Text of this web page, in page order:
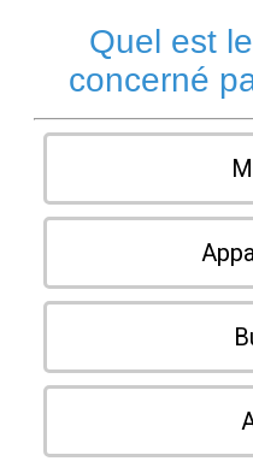
Quel est
concerné